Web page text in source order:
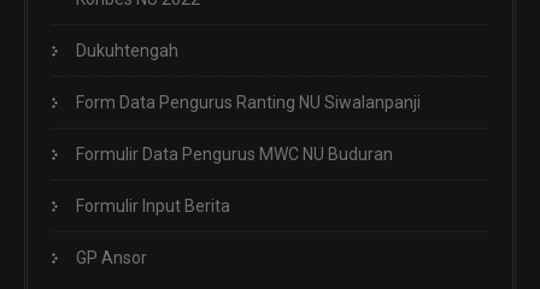
Dukuhtengah
Form Data Pengurus Ranting NU Siwalanpanji
Formulir Data Pengurus MWC NU Buduran
Formulir Input Berita
GP Ansor